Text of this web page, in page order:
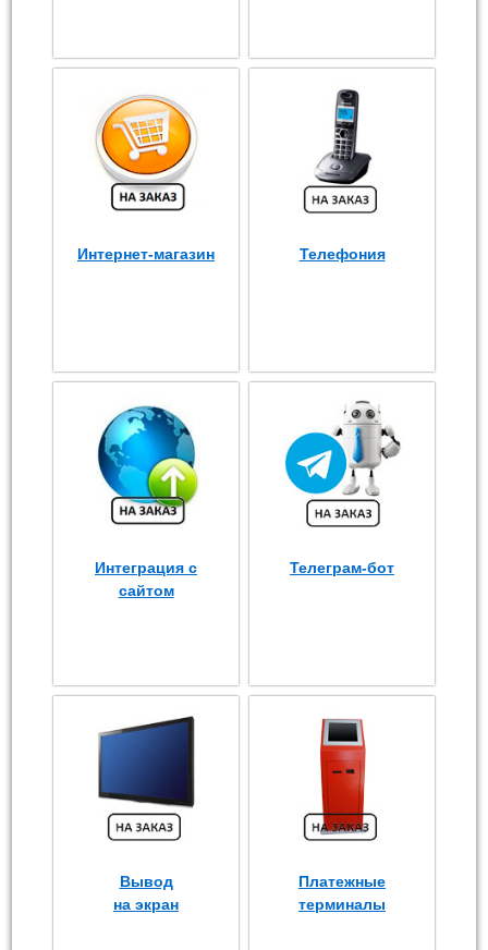
Интернет-магазин Телефония
Интеграция с
сайтом
Телеграм-бот
Вывод
на экран
Платежные
терминалы